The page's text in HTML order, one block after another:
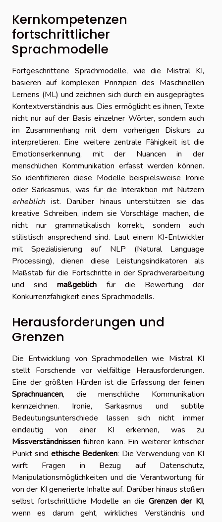
Kernkompetenzen
fortschrittlicher
Sprachmodelle
Fortgeschrittene Sprachmodelle, wie die Mistral KI,
basieren auf komplexen Prinzipien des Maschinellen
Lernens (ML) und zeichnen sich durch ein ausgeprägtes
Kontextverständnis aus. Dies ermöglicht es ihnen, Texte
nicht nur auf der Basis einzelner Wörter, sondern auch
im Zusammenhang mit dem vorherigen Diskurs zu
interpretieren. Eine weitere zentrale Fähigkeit ist die
Emotionserkennung, mit der Nuancen in der
menschlichen Kommunikation erfasst werden können.
So identifizieren diese Modelle beispielsweise Ironie
oder Sarkasmus, was für die Interaktion mit Nutzern
erheblichist. Darüber hinaus unterstützen sie das
kreative Schreiben, indem sie Vorschläge machen, die
nicht nur grammatikalisch korrekt, sondern auch
stilistisch ansprechend sind. Laut einem KI-Entwickler
mit Spezialisierung auf NLP (Natural Language
Processing), dienen diese Leistungsindikatoren als
Maßstab für die Fortschritte in der Sprachverarbeitung
und sindmaßgeblich für die Bewertung der
Konkurrenzfähigkeit eines Sprachmodells.
Herausforderungen und
Grenzen
Die Entwicklung von Sprachmodellen wie Mistral KI
stellt Forschende vor vielfältige Herausforderungen.
Eine der größten Hürden ist die Erfassung der feinen
Sprachnuancen, die menschliche Kommunikation
kennzeichnen. Ironie, Sarkasmus und subtile
Bedeutungsunterschiede lassen sich nicht immer
eindeutig von einer KI erkennen, was zu
Missverständnissen führen kann. Ein weiterer kritischer
Punkt sindethische Bedenken: Die Verwendung von KI
wirft Fragen in Bezug auf Datenschutz,
Manipulationsmöglichkeiten und die Verantwortung für
von der KI generierte Inhalte auf. Darüber hinaus stoßen
selbst fortschrittliche Modelle an die Grenzen der KI,
wenn es darum geht, wirkliches Verständnis und